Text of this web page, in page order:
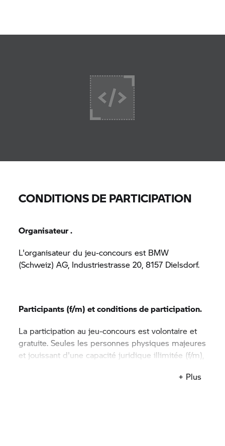
CONDITIONS DE PARTICIPATION
Organisateur .
L'organisateur du jeu-concours est BMW
(Schweiz) AG, Industriestrasse 20, 8157 Dielsdorf.
Participants (f/m) et conditions de participation.
La participation au jeu-concours est volontaire et
gratuite. Seules les personnes physiques majeures
et jouissant d'une capacité juridique illimitée (f/m),
Liechtenstein, sont autorisées à participer. Tous les
+ Plus